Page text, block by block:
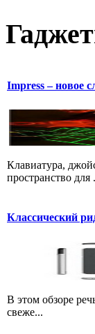
Impress – новое
Клавиатура,
пространство для
Классический
В этом обзоре
свеже...